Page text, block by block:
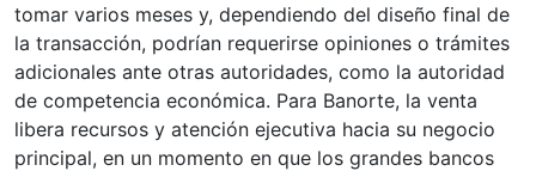
tomar varios meses y, dependiendo del diseño final de
la transacción, podrían requerirse opiniones o trámites
adicionales ante otras autoridades, como la autoridad
de competencia económica. Para Banorte, la venta
libera recursos y atención ejecutiva hacia su negocio
principal, en un momento en que los grandes bancos